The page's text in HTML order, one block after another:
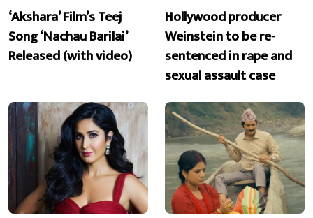
‘Akshara’ Film’s Teej
Song ‘Nachau Barilai’
Released (with video)
Hollywood producer
Weinstein to be re-
sentenced in rape and
sexual assault case